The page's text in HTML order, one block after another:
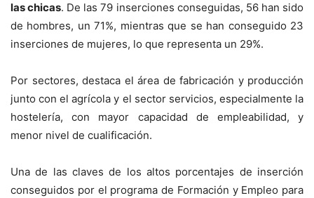
las chicas. De las 79 inserciones conseguidas, 56 han sido
de hombres, un 71%, mientras que se han conseguido 23
inserciones de mujeres, lo que representa un 29%.
Por sectores, destaca el área de fabricación y producción
junto con el agrícola y el sector servicios, especialmente la
hostelería, con mayor capacidad de empleabilidad, y
menor nivel de cualificación.
Una de las claves de los altos porcentajes de inserción
conseguidos por el programa de Formación y Empleo para